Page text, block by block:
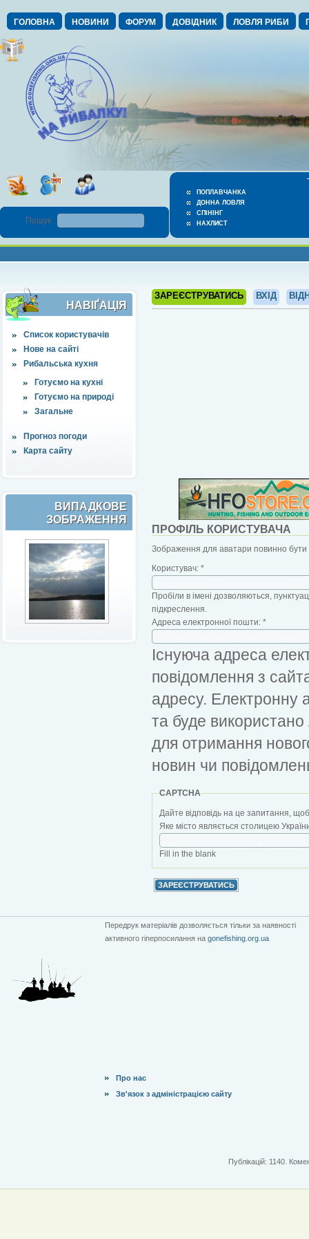
ГОЛОВНА НОВИНИ ФОРУМ ДОВІДНИК ЛОВЛЯ РИБИ
ПОПЛАВЧАНКА
ДОННА ЛОВЛЯ
СПІНІНГ
НАХЛИСТ
Пошук :
НАВІҐАЦІЯ
Список користувачів
Нове на сайті
Рибальська кухня
Готуємо на кухні
Готуємо на природі
Загальне
Прогноз погоди
Карта сайту
ВИПАДКОВЕ
ЗОБРАЖЕННЯ
ЗАРЕЄСТРУВАТИСЬ ВХІД
ПРОФІЛЬ КОРИСТУВАЧА
Зображення для аватари повинно бути
Користувач: *
Пробіли в імені дозволяються,
підкреслення.
Адреса електронної пошти: *
Існуюча адреса
повідомлення з
адресу. Електронну
та буде
для отримання
новин чи
CAPTCHA
Дайте відповідь на це запитання,
Яке місто являється столицею
Fill in the blank
Передрук матеріалів дозволяється тільки за наявності
активного гіперпосилання на gonefishing.org.ua
Про нас
Зв'язок з адміністрацією сайту
Публікацій: 1140.